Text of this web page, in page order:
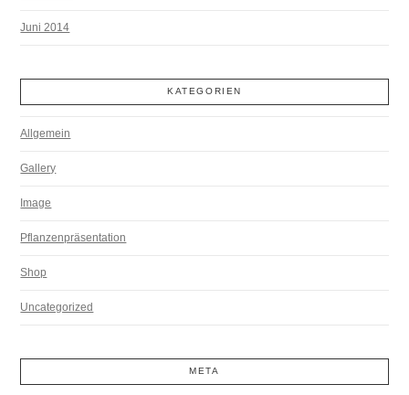
Juni 2014
KATEGORIEN
Allgemein
Gallery
Image
Pflanzenpräsentation
Shop
Uncategorized
META